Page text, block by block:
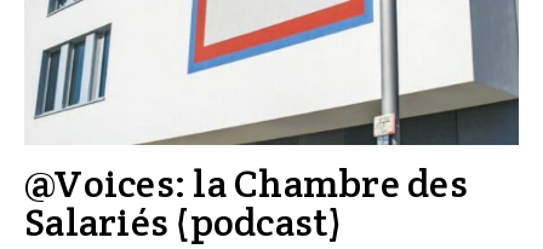
@Voices: la Chambre des
Salariés (podcast)